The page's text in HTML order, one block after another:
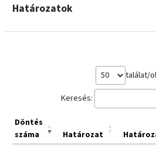
Határozatok
találat/
Keresés:
Döntés
száma
Határozat